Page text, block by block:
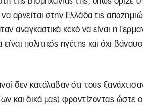
αρνείται στην Ελλάδα τις
αναγκαστικά κακό να είναι η
είναι πολιτικός ηγέτης και όχι
δεν κατάλαβαν ότι τους
και δικά μας) φροντίζοντας ώστε ο